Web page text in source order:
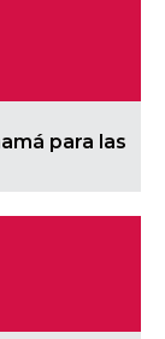
para las